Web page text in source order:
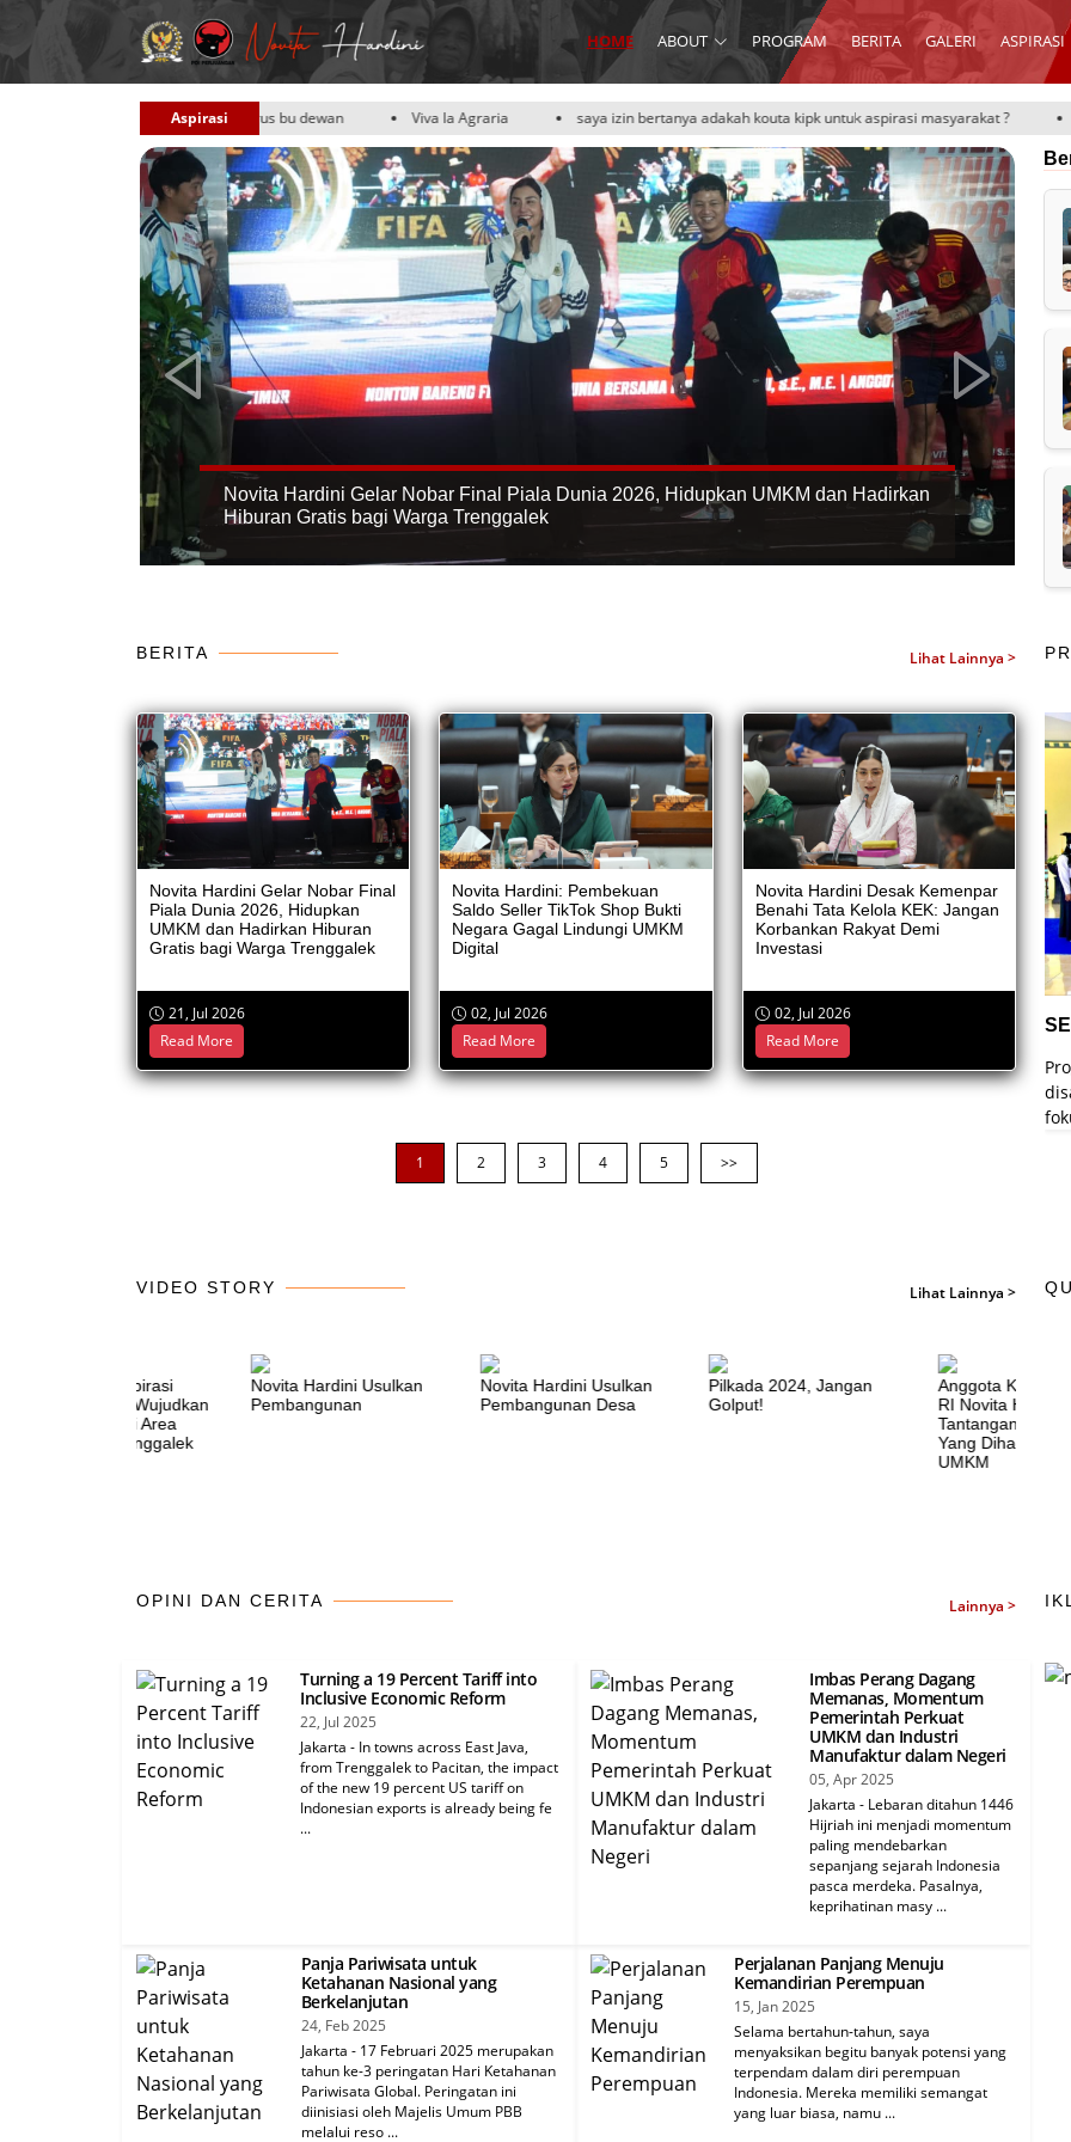
HOME ABOUT PROGRAM BERITA GALERI ASPIRASI
Aspirasi Viva la Agraria saya izin bertanya adakah kouta kipk untuk aspirasi masyarakat ? Tentang pengelolaan
Novita Hardini Gelar Nobar Final Piala Dunia 2026, Hidupkan UMKM dan Hadirkan
Hiburan Gratis bagi Warga Trenggalek
BERITA Lihat Lainnya >
Novita Hardini Gelar Nobar Final
Piala Dunia 2026, Hidupkan
UMKM dan Hadirkan Hiburan
Gratis bagi Warga Trenggalek
21, Jul 2026
Read More
Novita Hardini: Pembekuan
Saldo Seller TikTok Shop Bukti
Negara Gagal Lindungi UMKM
Digital
02, Jul 2026
Read More
Novita Hardini Desak Kemenpar
Benahi Tata Kelola KEK: Jangan
Korbankan Rakyat Demi
Investasi
02, Jul 2026
Read More
1 2 3 4 5 >>
SOSIAL
bantuan sosial kepada pasien operasi
sumbing, Jawa Timur Minggu, (7/9/2025)
PENDAMPINGAN TERPADU UMKM
Program ini bertujuan untuk memberikan pelatihan
dan dukungan kepada UMKM dalam
SEPEDA KEREN
Program
disabilitas, dan
fokus pada
VIDEO STORY Lihat Lainnya >
Perjuangan Aspirasi
Novita Hardini Wujudkan
9 BTS Tower di Area
Blank Spot Trenggalek
Novita Hardini Usulkan
Pembangunan
Novita Hardini Usulkan
Pembangunan Desa
Pilkada 2024, Jangan
Golput!
Anggota Komisi VII
RI Novita Hardini
Tantangan
Yang Dihadapi
UMKM
OPINI DAN CERITA Lainnya >
Turning a 19 Percent Tariff into
Inclusive Economic Reform
22, Jul 2025
Jakarta - In towns across East Java,
from Trenggalek to Pacitan, the impact
of the new 19 percent US tariff on
Indonesian exports is already being fe
...
Imbas Perang Dagang
Memanas, Momentum
Pemerintah Perkuat
UMKM dan Industri
Manufaktur dalam Negeri
05, Apr 2025
Jakarta - Lebaran ditahun 1446
Hijriah ini menjadi momentum
paling mendebarkan
sepanjang sejarah Indonesia
pasca merdeka. Pasalnya,
keprihatinan masy ...
Panja Pariwisata untuk
Ketahanan Nasional yang
Berkelanjutan
24, Feb 2025
Jakarta - 17 Februari 2025 merupakan
tahun ke-3 peringatan Hari Ketahanan
Pariwisata Global. Peringatan ini
diinisiasi oleh Majelis Umum PBB
melalui reso ...
Perjalanan Panjang Menuju
Kemandirian Perempuan
15, Jan 2025
Selama bertahun-tahun, saya
menyaksikan begitu banyak potensi yang
terpendam dalam diri perempuan
Indonesia. Mereka memiliki semangat
yang luar biasa, namu ...